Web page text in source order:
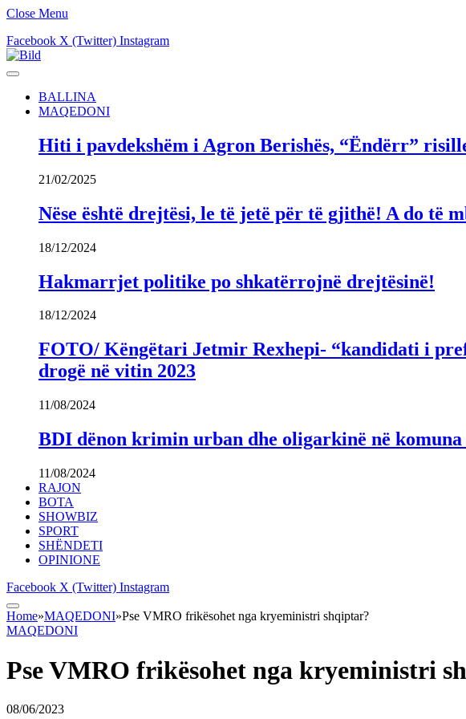
Close Menu
Facebook X (Twitter) Instagram
BALLINA
MAQEDONI
Hiti i pavdekshëm i Agron Berishës, “Ëndërr”
21/02/2025
Nëse është drejtësi, le të jetë për të gjithë! A do të
18/12/2024
Hakmarrjet politike po shkatërrojnë drejtësinë!
18/12/2024
FOTO/ Këngëtari Jetmir Rexhepi- “kandidati i
drogë në vitin 2023
11/08/2024
BDI dënon krimin urban dhe oligarkinë në
11/08/2024
RAJON
BOTA
SHOWBIZ
SPORT
SHËNDETI
OPINIONE
Facebook X (Twitter) Instagram
Home»MAQEDONI»Pse VMRO frikësohet nga kryeministri shqiptar?
MAQEDONI
Pse VMRO frikësohet nga kryeministri
08/06/2023